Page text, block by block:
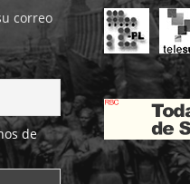
correo
de